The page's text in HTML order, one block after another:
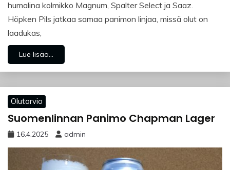
humalina kolmikko Magnum, Spalter Select ja Saaz.
Höpken Pils jatkaa samaa panimon linjaa, missä olut on
laadukas,
Lue lisää...
Olutarvio
Suomenlinnan Panimo Chapman Lager
16.4.2025 admin